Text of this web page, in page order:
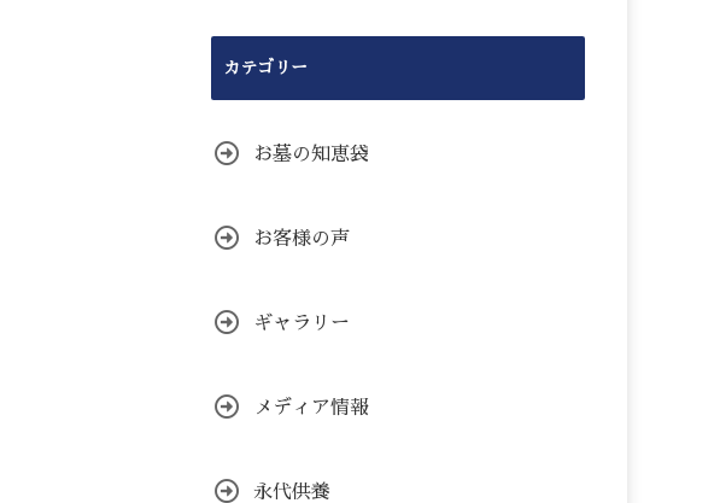
カテゴリー
お墓の知恵袋
お客様の声
ギャラリー
メディア情報
永代供養